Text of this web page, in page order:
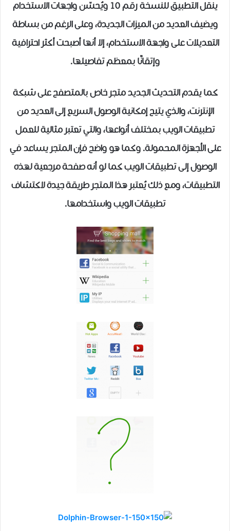
ينقل التطبيق للنسخة رقم 10 ويُحسّن واجهات الاستخدام
ويضيف العديد من الميزات الجديدة، وعلى الرغم من بساطة
التعديلات على واجهة الاستخدام، إلا أنها أصبحت أكثر احترافية
وإتقانًا بمعظم تفاصيلها.
كما يقدم التحديث الجديد متجر خاص بالمتصفح على شبكة
الإنترنت، والذي يتيح إمكانية الوصول السريع إلى العديد من
تطبيقات الويب بمختلف أنواعها، والتي تعتبر مثالية للعمل
على الأجهزة المحمولة. وكما هو واضح فإن المتجر يساعد في
الوصول إلى تطبيقات الويب كما لو أنه صفحة مرجعية لهذه
التطبيقات، ومع ذلك يُعتبر هذا المتجر طريقة جيدة لاكتشاف
تطبيقات الويب واستخدامها.